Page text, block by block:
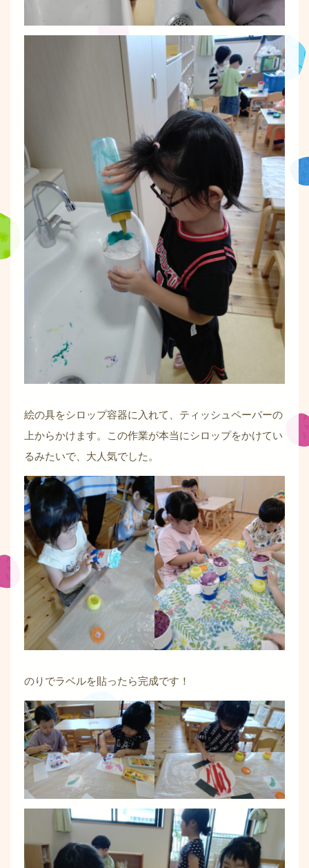
絵の具をシロップ容器に入れて、ティッシュペーパーの
上からかけます。この作業が本当にシロップをかけてい
るみたいで、大人気でした。
のりでラベルを貼ったら完成です！